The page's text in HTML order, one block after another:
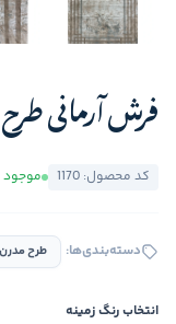
فرش آرمانی طرح
کد محصول: 1170 موجود
دسته‌بندی‌ها: طرح مدرن
انتخاب رنگ زمینه